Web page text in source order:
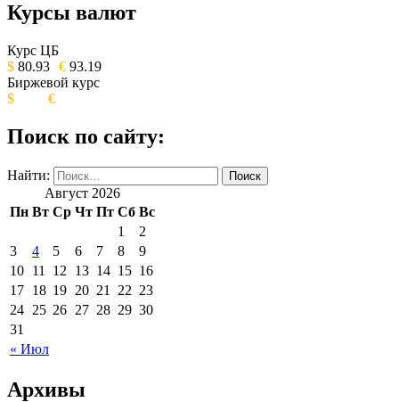
ОБЩЕСТВЕННО-ПОЛИТИЧЕСКОЕ
ИЗДАНИЕ КАМЧАТСКОГО КРАЯ.
Курсы валют
Курс ЦБ
$ 80.93 € 93.19
Биржевой курс
$
€
Поиск по сайту:
Найти:
Август 2026
Пн Вт Ср Чт Пт Сб Вс
« Июл
1
2
3
4 5 6 7 8
9
10 11 12 13 14 15 16
17 18 19 20 21 22 23
24 25 26 27 28 29 30
31
Архивы